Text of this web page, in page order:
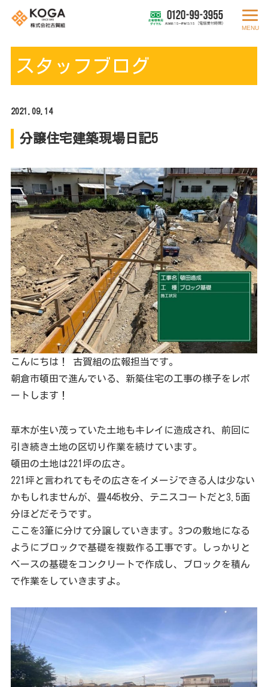
MENU
スタッフブログ
2021.09.14
分譲住宅建築現場日記5
こんにちは！ 古賀組の広報担当です。
朝倉市頓田で進んでいる、新築住宅の工事の様子をレポ
ートします！
草木が生い茂っていた土地もキレイに造成され、前回に
引き続き土地の区切り作業を続けています。
頓田の土地は221坪の広さ。
221坪と言われてもその広さをイメージできる人は少ない
かもしれませんが、畳445枚分、テニスコートだと3.5面
分ほどだそうです。
ここを3筆に分けて分譲していきます。3つの敷地になる
ようにブロックで基礎を複数作る工事です。しっかりと
ベースの基礎をコンクリートで作成し、ブロックを積ん
で作業をしていきますよ。